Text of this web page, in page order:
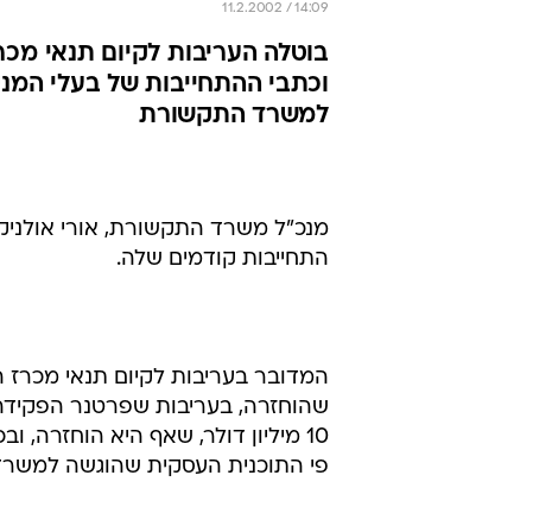
11.2.2002 / 14:09
וכתבי ההתחייבות של בעלי
למשרד התקשורת
מנכ"ל משרד התקשורת, אורי
התחייבות קודמים שלה.
10 מיליון דולר, שאף היא
פי התוכנית העסקית שהוגשה